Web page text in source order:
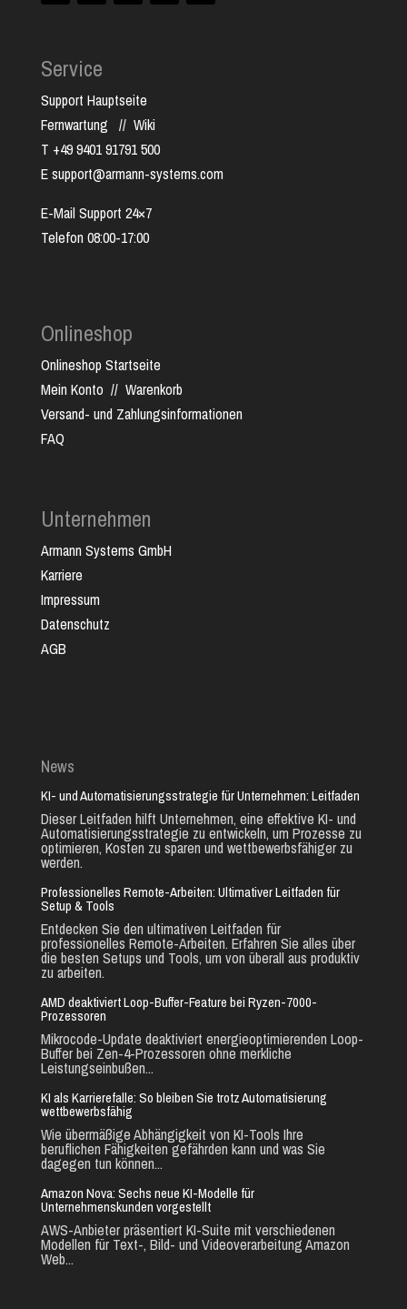
Service
Support Hauptseite
Fernwartung // Wiki
T +49 9401 91791 500
E support@armann-systems.com
E-Mail Support 24×7
Telefon 08:00-17:00
Onlineshop
Onlineshop Startseite
Mein Konto // Warenkorb
Versand- und Zahlungsinformationen
FAQ
Unternehmen
Armann Systems GmbH
Karriere
Impressum
Datenschutz
AGB
News
KI- und Automatisierungsstrategie für Unternehmen: Leitfaden
Dieser Leitfaden hilft Unternehmen, eine effektive KI- und
Automatisierungsstrategie zu entwickeln, um Prozesse zu
optimieren, Kosten zu sparen und wettbewerbsfähiger zu
werden.
Professionelles Remote-Arbeiten: Ultimativer Leitfaden für
Setup & Tools
Entdecken Sie den ultimativen Leitfaden für
professionelles Remote-Arbeiten. Erfahren Sie alles über
die besten Setups und Tools, um von überall aus produktiv
zu arbeiten.
AMD deaktiviert Loop-Buffer-Feature bei Ryzen-7000-
Prozessoren
Mikrocode-Update deaktiviert energieoptimierenden Loop-
Buffer bei Zen-4-Prozessoren ohne merkliche
Leistungseinbußen...
KI als Karrierefalle: So bleiben Sie trotz Automatisierung
wettbewerbsfähig
Wie übermäßige Abhängigkeit von KI-Tools Ihre
beruflichen Fähigkeiten gefährden kann und was Sie
dagegen tun können...
Amazon Nova: Sechs neue KI-Modelle für
Unternehmenskunden vorgestellt
AWS-Anbieter präsentiert KI-Suite mit verschiedenen
Modellen für Text-, Bild- und Videoverarbeitung Amazon
Web...